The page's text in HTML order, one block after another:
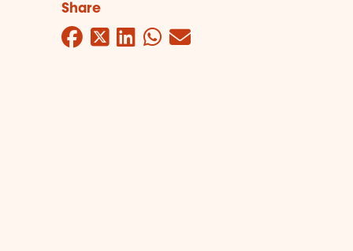
Share
Facebook
Twitter
LinkedIn
WhatsApp
Mail